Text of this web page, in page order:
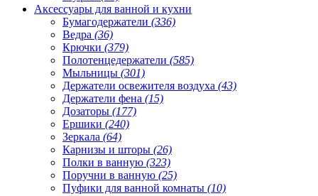
Аксессуары для ванной и кухни
Бумагодержатели (336)
Ведра (36)
Крючки (379)
Полотенцедержатели (585)
Мыльницы (301)
Держатели освежителя воздуха (43)
Держатели фена (15)
Дозаторы (177)
Ершики (240)
Зеркала (64)
Карнизы и шторы (26)
Полки в ванную (323)
Поручни в ванную (25)
Пуфики для ванной комнаты (10)